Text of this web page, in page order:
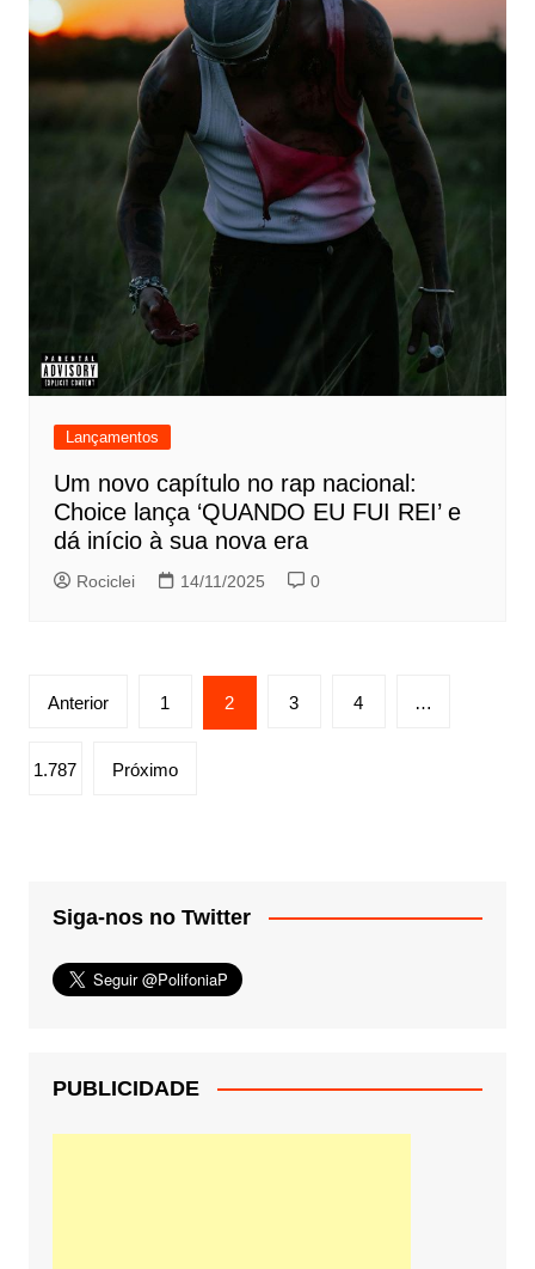
Lançamentos
Um novo capítulo no rap nacional:
Choice lança ‘QUANDO EU FUI REI’ e
dá início à sua nova era
Rociclei 14/11/2025 0
Paginação
posts
Anterior 1 2 3 4 …
1.787 Próximo
Siga-nos no Twitter
PUBLICIDADE